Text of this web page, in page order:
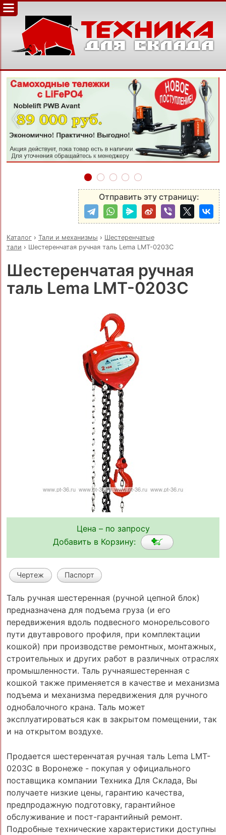
‹ ›
Отправить эту страницу:
Каталог› Тали и механизмы › Шестеренчатые
тали › Шестеренчатая ручная таль Lema LMT-0203C
Шестеренчатая ручная
таль Lema LMT-0203C
Цена – по запросу
Добавить в Корзину:
Чертеж Паспорт
Таль ручная шестеренная (ручной цепной блок)
предназначена для подъема груза (и его
передвижения вдоль подвесного монорельсового
пути двутаврового профиля, при комплектации
кошкой) при производстве ремонтных, монтажных,
строительных и других работ в различных отраслях
промышленности. Таль ручнаяшестеренная с
кошкой также применяется в качестве и механизма
подъема и механизма передвижения для ручного
однобалочного крана. Таль может
эксплуатироваться как в закрытом помещении, так
и на открытом воздухе.
Продается шестеренчатая ручная таль Lema LMT-
0203C в Воронеже - покупая у официального
поставщика компании Техника Для Склада, Вы
получаете низкие цены, гарантию качества,
предпродажную подготовку, гарантийное
обслуживание и пост-гарантийный ремонт.
Подробные технические характеристики доступны